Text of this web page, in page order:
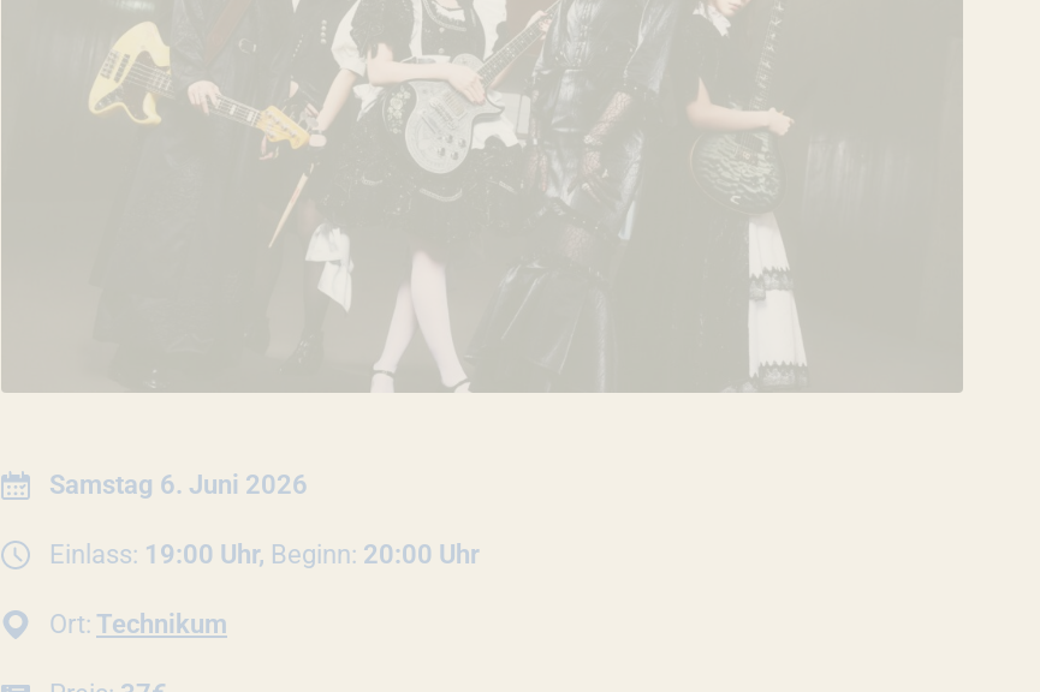
Datum:
Samstag 6. Juni 2026
Einlass: 19:00 Uhr, Beginn: 20:00 Uhr
Ort: Technikum